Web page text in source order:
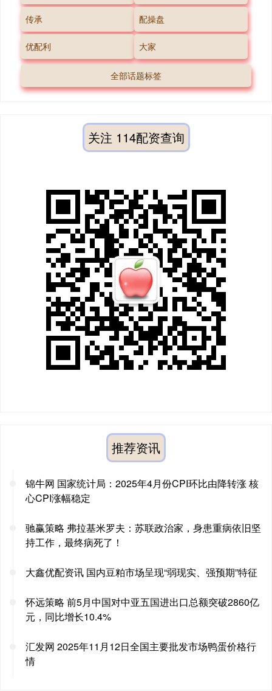
传承 配操盘
优配利 大家
全部话题标签
关注 114配资查询
推荐资讯
锦牛网 国家统计局：2025年4月份CPI环比由降转涨 核
心CPI涨幅稳定
驰赢策略 弗拉基米罗夫：苏联政治家，身患重病依旧坚
持工作，最终病死了！
大鑫优配资讯 国内豆粕市场呈现“弱现实、强预期”特征
怀远策略 前5月中国对中亚五国进出口总额突破2860亿
元，同比增长10.4%
汇发网 2025年11月12日全国主要批发市场鸭蛋价格行
情